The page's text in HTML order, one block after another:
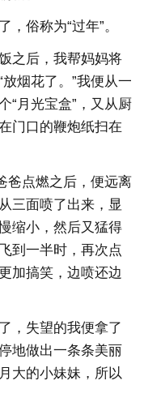
俗称为“过年”。
之后，我帮妈妈将
烟花了。”我便从一
“月光宝盒”，又从厨
门口的鞭炮纸扫在
爸点燃之后，便远离
三面喷了出来，显
缩小，然后又猛得
到一半时，再次点
加搞笑，边喷还边
，失望的我便拿了
地做出一条条美丽
大的小妹妹，所以